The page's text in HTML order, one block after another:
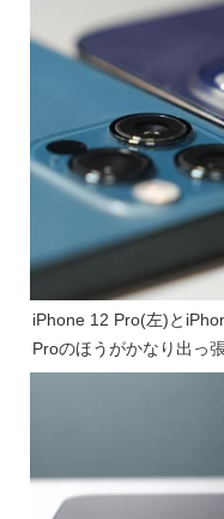
iPhone 12 Pro(左)と
Proのほうがかなり出っ